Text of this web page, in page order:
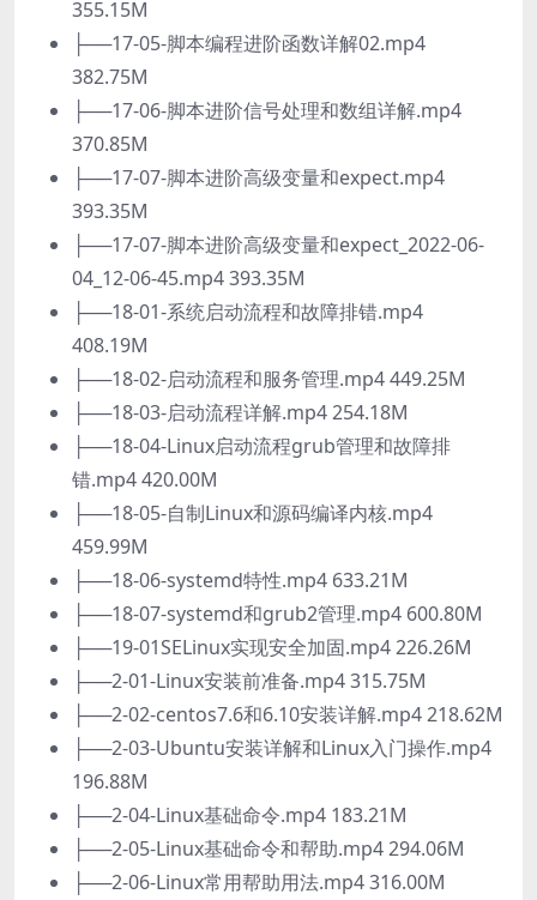
355.15M
├──17-05-脚本编程进阶函数详解02.mp4
382.75M
├──17-06-脚本进阶信号处理和数组详解.mp4
370.85M
├──17-07-脚本进阶高级变量和expect.mp4
393.35M
├──17-07-脚本进阶高级变量和expect_2022-06-
04_12-06-45.mp4 393.35M
├──18-01-系统启动流程和故障排错.mp4
408.19M
├──18-02-启动流程和服务管理.mp4 449.25M
├──18-03-启动流程详解.mp4 254.18M
├──18-04-Linux启动流程grub管理和故障排
错.mp4 420.00M
├──18-05-自制Linux和源码编译内核.mp4
459.99M
├──18-06-systemd特性.mp4 633.21M
├──18-07-systemd和grub2管理.mp4 600.80M
├──19-01SELinux实现安全加固.mp4 226.26M
├──2-01-Linux安装前准备.mp4 315.75M
├──2-02-centos7.6和6.10安装详解.mp4 218.62M
├──2-03-Ubuntu安装详解和Linux入门操作.mp4
196.88M
├──2-04-Linux基础命令.mp4 183.21M
├──2-05-Linux基础命令和帮助.mp4 294.06M
├──2-06-Linux常用帮助用法.mp4 316.00M